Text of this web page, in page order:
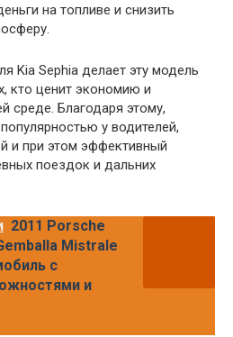
на топливе и снизить
Kia Sephia делает эту модель
кто ценит экономию и
среде. Благодаря этому,
у водителей,
и при этом эффективный
поездок и дальних
2011 Porsche
Mistrale
с
и